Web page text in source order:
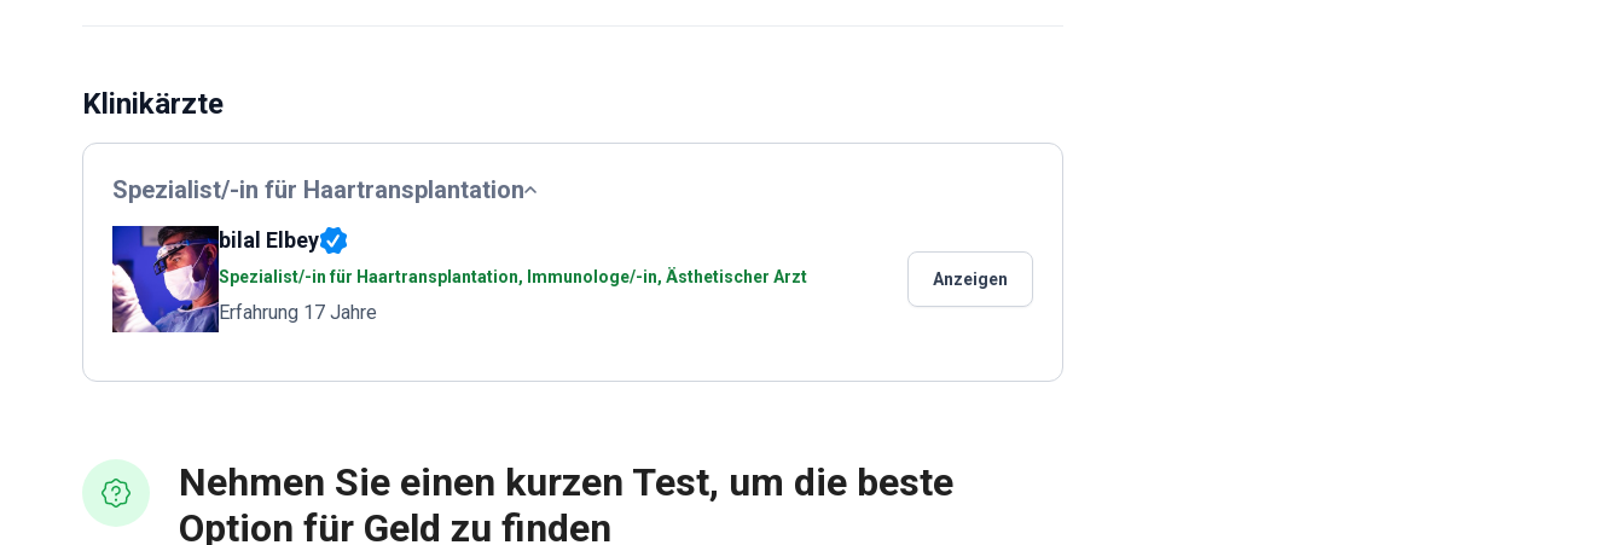
Klinikärzte
Spezialist/-in für Haartransplantation
bilal Elbey
Spezialist/-in für Haartransplantation, Immunologe/-in, Ästhetischer Arzt
Erfahrung 17 Jahre
Anzeigen
Nehmen Sie einen kurzen Test, um die beste
Option für Geld zu finden